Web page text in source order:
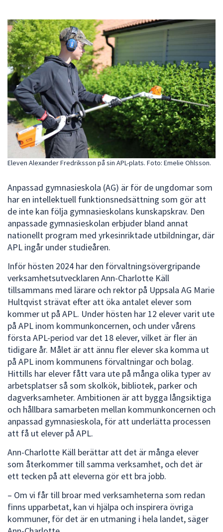
enter
för
något
av
dem.
Eleven Alexander Fredriksson på sin APL-plats. Foto: Emelie Ohlsson.
Anpassad gymnasieskola (AG) är för de ungdomar som
har en intellektuell funktionsnedsättning som gör att
de inte kan följa gymnasieskolans kunskapskrav. Den
anpassade gymnasieskolan erbjuder bland annat
nationellt program med yrkesinriktade utbildningar, där
APL ingår under studieåren.
Inför hösten 2024 har den förvaltningsövergripande
verksamhetsutvecklaren Ann-Charlotte Käll
tillsammans med lärare och rektor på Uppsala AG Marie
Hultqvist strävat efter att öka antalet elever som
kommer ut på APL. Under hösten har 12 elever varit ute
på APL inom kommunkoncernen, och under vårens
första APL-period var det 18 elever, vilket är fler än
tidigare år. Målet är att ännu fler elever ska komma ut
på APL inom kommunens förvaltningar och bolag.
Hittills har elever fått vara ute på många olika typer av
arbetsplatser så som skolkök, bibliotek, parker och
dagverksamheter. Ambitionen är att bygga långsiktiga
och hållbara samarbeten mellan kommunkoncernen och
anpassad gymnasieskola, för att underlätta processen
att få ut elever på APL.
Ann-Charlotte Käll berättar att det är många elever
som återkommer till samma verksamhet, och det är
ett tecken på att eleverna gör ett bra jobb.
– Om vi får till broar med verksamheterna som redan
finns upparbetat, kan vi hjälpa och inspirera övriga
kommuner, för det är en utmaning i hela landet, säger